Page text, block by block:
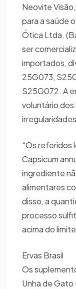
Neovite
para a saúde
Ótica Ltda.
ser
importados,
25G073,
S25G072. A
voluntário
“Os referidos
Capsicum
ingrediente
alimentares
disso, a
processo
acima do
Ervas Brasil
Os
Unha de Gato